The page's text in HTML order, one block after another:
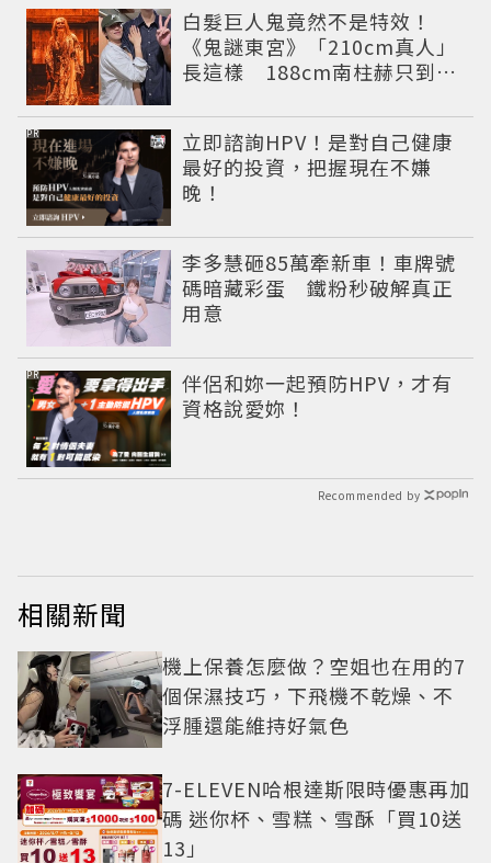
白髮巨人鬼竟然不是特效！
《鬼謎東宮》「210cm真人」
長這樣 188cm南柱赫只到他
立即諮詢HPV！是對自己健康
最好的投資，把握現在不嫌
晚！
PR
李多慧砸85萬牽新車！車牌號
碼暗藏彩蛋 鐵粉秒破解真正
用意
伴侶和妳一起預防HPV，才有
資格說愛妳！
PR
Recommended by
相關新聞
機上保養怎麼做？空姐也在用的7
個保濕技巧，下飛機不乾燥、不
浮腫還能維持好氣色
7-ELEVEN哈根達斯限時優惠再加
碼 迷你杯、雪糕、雪酥「買10送
13」